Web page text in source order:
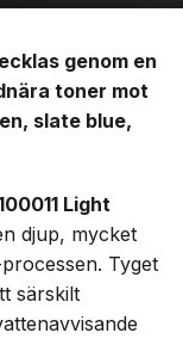
genom en
toner mot
slate blue,
Light
djup, mycket
Tyget
särskilt